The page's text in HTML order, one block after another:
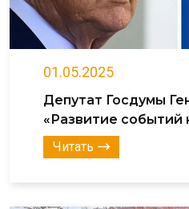
01.05.2025
Депутат Госдумы
«Развитие событий
Читать